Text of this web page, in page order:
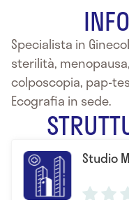
Specialista in
sterilità,
colposcopia, pap-
Ecografia in sede.
Studio